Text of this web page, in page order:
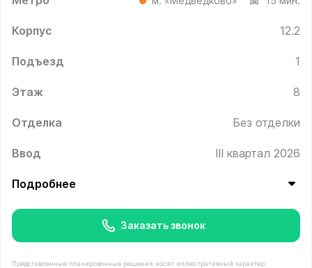
Корпус 12.2
Подъезд 1
Этаж 8
Отделка Без отделки
Ввод III квартал 2026
Подробнее
Заказать звонок
Представленные планировочные решения носят иллюстративный характер.